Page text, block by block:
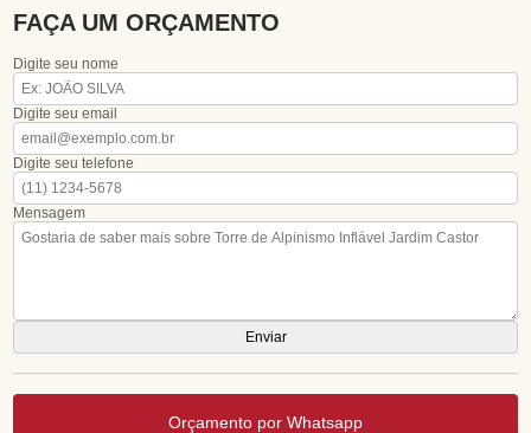
FAÇA UM ORÇAMENTO
Digite seu nome
Digite seu email
Digite seu telefone
Mensagem
Orçamento por Whatsapp